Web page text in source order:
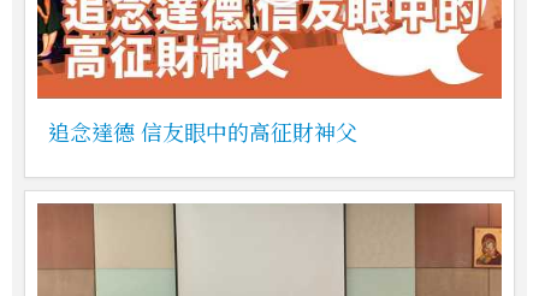
追念達德 信友眼中的高征財神父